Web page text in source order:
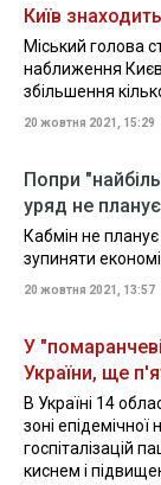
Київ
Міський голова
наближення
збільшення
20 жовтня 2021, 15:29
Попри
уряд не
Кабмін не
зупиняти
20 жовтня 2021, 13:57
У
України, ще
В Україні 14
зоні
госпіталізацій
киснем і